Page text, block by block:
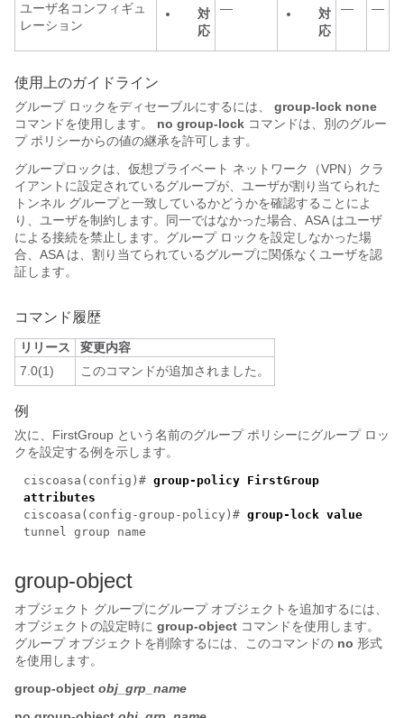
ユーザ名コンフィギュ
レーション
対
応
—
対
応
— —
使用上のガイドライン
グループ ロックをディセーブルにするには、
group-lock none
コマンドを使用します。
no group-lock コマンドは、別のグルー
プ ポリシーからの値の継承を許可します。
グループロックは、仮想プライベート ネットワーク（VPN）クラ
イアントに設定されているグループが、ユーザが割り当てられた
トンネル グループと一致しているかどうかを確認することによ
り、ユーザを制約します。同一ではなかった場合、ASA はユーザ
による接続を禁止します。グループ ロックを設定しなかった場
合、ASA は、割り当てられているグループに関係なくユーザを認
証します。
コマンド履歴
リリース
変更内容
7.0(1)
このコマンドが追加されました。
例
次に、FirstGroup という名前のグループ ポリシーにグループ ロッ
クを設定する例を示します。
ciscoasa(config)# group-policy FirstGroup
attributes
ciscoasa(config-group-policy)# group-lock value
tunnel group name
group-object
オブジェクト グループにグループ オブジェクトを追加するには、
オブジェクトの設定時に group-object コマンドを使用します。
グループ オブジェクトを削除するには、このコマンドの no 形式
を使用します。
group-object obj_grp_name